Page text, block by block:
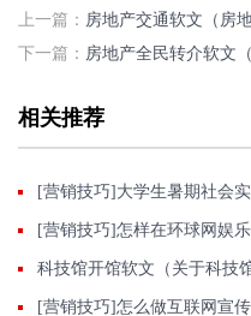
上一篇： 房地产交通软文（房
下一篇： 房地产全民转介软文
相关推荐
[营销技巧]怎样在环球网娱
科技馆开馆软文（关于科技
[营销技巧]怎么做互联网宣传